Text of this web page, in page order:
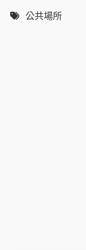
公共場所